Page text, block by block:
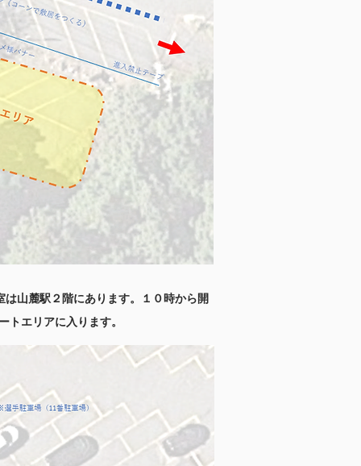
山麓駅２階にあります。
１０時から開
トエリアに入ります。